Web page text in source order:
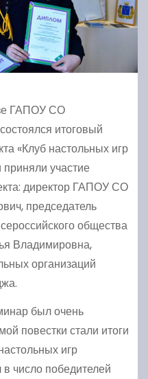
ГАПОУ СО
итоговый
«Клуб настольных игр
участие
директор ГАПОУ СО
председатель
общества
Владимировна,
организаций
был очень
повестки стали итоги
игр
число победителей